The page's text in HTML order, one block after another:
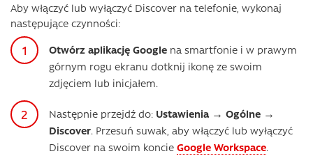
Aby włączyć lub wyłączyć Discover na telefonie, wykonaj
następujące czynności:
Otwórz aplikację Google na smartfonie i w prawym
górnym rogu ekranu dotknij ikonę ze swoim
zdjęciem lub inicjałem.
Następnie przejdź do: Ustawienia → Ogólne →
Discover. Przesuń suwak, aby włączyć lub wyłączyć
Discover na swoim koncie Google Workspace.